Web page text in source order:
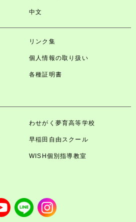
中文
リンク集
個人情報の取り扱い
各種証明書
わせがく夢育高等学校
早稲田自由スクール
WISH個別指導教室